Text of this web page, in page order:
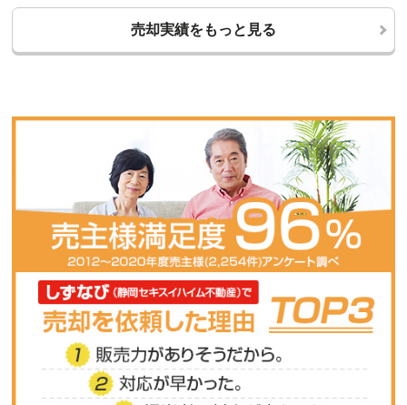
売却実績をもっと見る